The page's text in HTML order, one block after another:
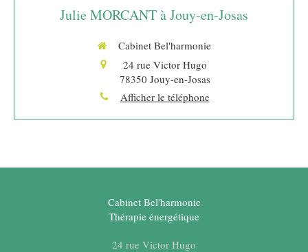
Julie MORCANT à Jouy-en-Josas
Cabinet Bel'harmonie
24 rue Victor Hugo
78350 Jouy-en-Josas
Afficher le téléphone
Cabinet Bel'harmonie
Thérapie énergétique
24 rue Victor Hugo